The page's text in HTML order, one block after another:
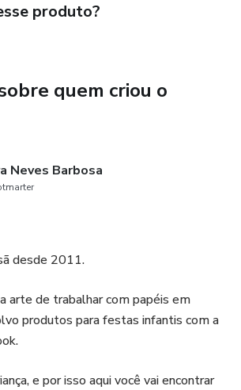
mesa
nos seguintes formatos:
Studio versão free)
Business e Designer e para demais
montado:
(A) x 6 cm (C).
produto?
quem criou o
Neves Barbosa
desde 2011.
arte de trabalhar com papéis em
produtos para festas infantis com a
e por isso aqui você vai encontrar